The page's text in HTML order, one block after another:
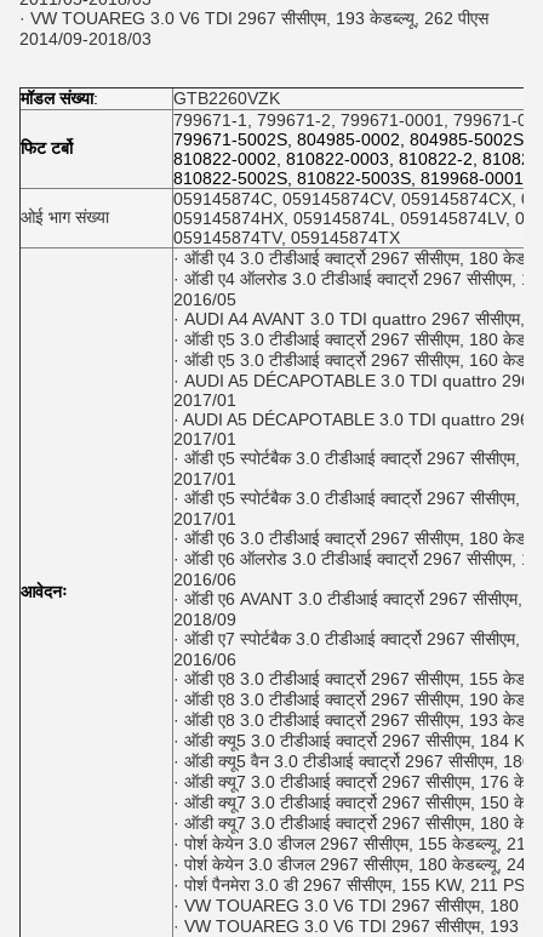
· VW TOUAREG 3.0 V6 TDI 2967 सीसीएम, 193 केडब्ल्यू, 262 पीएस
2014/09-2018/03
मॉडल संख्या: GTB2260VZK
फिट टर्बो
799671-1, 799671-2, 799671-0001, 799671-
799671-5002S, 804985-0002, 804985-5002S,
810822-0002, 810822-0003, 810822-2,
810822-5002S, 810822-5003S, 819968-0001,
ओई भाग संख्या
059145874C, 059145874CV, 059145874CX,
059145874HX, 059145874L, 059145874LV,
059145874TV, 059145874TX
आवेदनः
· ऑडी ए4 3.0 टीडीआई क्वार्ट्रो 2967 सीसीएम, 180
· ऑडी ए4 ऑलरोड 3.0 टीडीआई क्वार्ट्रो 2967 सीसीएम,
2016/05
· AUDI A4 AVANT 3.0 TDI quattro 2967 सीसीएम,
· ऑडी ए5 3.0 टीडीआई क्वार्ट्रो 2967 सीसीएम, 180
· ऑडी ए5 3.0 टीडीआई क्वार्ट्रो 2967 सीसीएम, 160
· AUDI A5 DÉCAPOTABLE 3.0 TDI quattro
2017/01
· AUDI A5 DÉCAPOTABLE 3.0 TDI quattro
2017/01
· ऑडी ए5 स्पोर्टबैक 3.0 टीडीआई क्वार्ट्रो 2967
2017/01
· ऑडी ए5 स्पोर्टबैक 3.0 टीडीआई क्वार्ट्रो 2967
2017/01
· ऑडी ए6 3.0 टीडीआई क्वार्ट्रो 2967 सीसीएम, 180
· ऑडी ए6 ऑलरोड 3.0 टीडीआई क्वार्ट्रो 2967 सीसीएम,
2016/06
· ऑडी ए6 AVANT 3.0 टीडीआई क्वार्ट्रो 2967
2018/09
· ऑडी ए7 स्पोर्टबैक 3.0 टीडीआई क्वार्ट्रो 2967
2016/06
· ऑडी ए8 3.0 टीडीआई क्वार्ट्रो 2967 सीसीएम, 155
· ऑडी ए8 3.0 टीडीआई क्वार्ट्रो 2967 सीसीएम, 190
· ऑडी ए8 3.0 टीडीआई क्वार्ट्रो 2967 सीसीएम, 193
· ऑडी क्यू5 3.0 टीडीआई क्वार्ट्रो 2967 सीसीएम, 184
· ऑडी क्यू5 वैन 3.0 टीडीआई क्वार्ट्रो 2967 सीसीएम,
· ऑडी क्यू7 3.0 टीडीआई क्वार्ट्रो 2967 सीसीएम, 176
· ऑडी क्यू7 3.0 टीडीआई क्वार्ट्रो 2967 सीसीएम, 150
· ऑडी क्यू7 3.0 टीडीआई क्वार्ट्रो 2967 सीसीएम, 180
· पोर्श केयेन 3.0 डीजल 2967 सीसीएम, 155 केडब्ल्यू,
· पोर्श केयेन 3.0 डीजल 2967 सीसीएम, 180 केडब्ल्यू,
· पोर्श पैनमेरा 3.0 डी 2967 सीसीएम, 155 KW, 211
· VW TOUAREG 3.0 V6 TDI 2967 सीसीएम, 180
· VW TOUAREG 3.0 V6 TDI 2967 सीसीएम, 193